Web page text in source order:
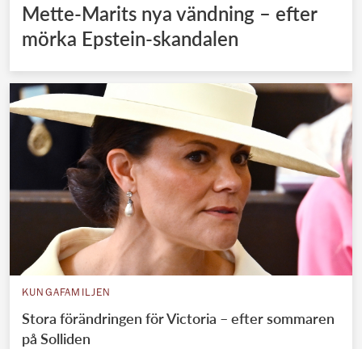
Mette-Marits nya vändning – efter
mörka Epstein-skandalen
KUNGAFAMILJEN
Stora förändringen för Victoria – efter sommaren
på Solliden